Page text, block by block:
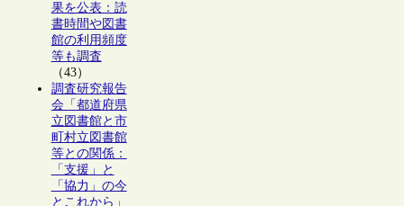
果を公表：読
書時間や図書
館の利用頻度
等も調査
（43）
調査研究報告
会「都道府県
立図書館と市
町村立図書館
等との関係：
「支援」と
「協力」の今
とこれから」